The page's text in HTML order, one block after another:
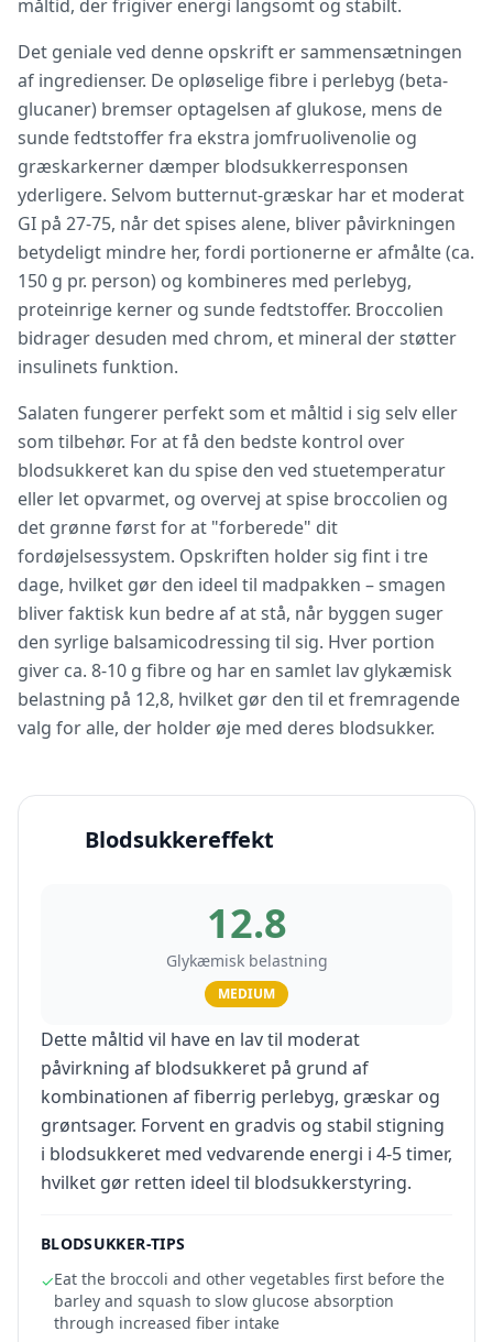
måltid, der frigiver energi langsomt og stabilt.
Det geniale ved denne opskrift er sammensætningen
af ingredienser. De opløselige fibre i perlebyg (beta-
glucaner) bremser optagelsen af glukose, mens de
sunde fedtstoffer fra ekstra jomfruolivenolie og
græskarkerner dæmper blodsukkerresponsen
yderligere. Selvom butternut-græskar har et moderat
GI på 27-75, når det spises alene, bliver påvirkningen
betydeligt mindre her, fordi portionerne er afmålte (ca.
150 g pr. person) og kombineres med perlebyg,
proteinrige kerner og sunde fedtstoffer. Broccolien
bidrager desuden med chrom, et mineral der støtter
insulinets funktion.
Salaten fungerer perfekt som et måltid i sig selv eller
som tilbehør. For at få den bedste kontrol over
blodsukkeret kan du spise den ved stuetemperatur
eller let opvarmet, og overvej at spise broccolien og
det grønne først for at "forberede" dit
fordøjelsessystem. Opskriften holder sig fint i tre
dage, hvilket gør den ideel til madpakken – smagen
bliver faktisk kun bedre af at stå, når byggen suger
den syrlige balsamicodressing til sig. Hver portion
giver ca. 8-10 g fibre og har en samlet lav glykæmisk
belastning på 12,8, hvilket gør den til et fremragende
valg for alle, der holder øje med deres blodsukker.
Blodsukkereffekt
12.8
Glykæmisk belastning
MEDIUM
Dette måltid vil have en lav til moderat
påvirkning af blodsukkeret på grund af
kombinationen af fiberrig perlebyg, græskar og
grøntsager. Forvent en gradvis og stabil stigning
i blodsukkeret med vedvarende energi i 4-5 timer,
hvilket gør retten ideel til blodsukkerstyring.
BLODSUKKER-TIPS
✓Eat the broccoli and other vegetables first before the
barley and squash to slow glucose absorption
through increased fiber intake